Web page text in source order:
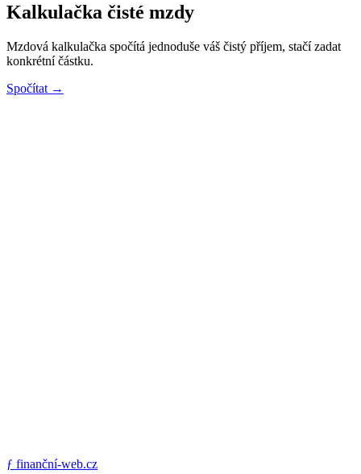
Kalkulačka čisté mzdy
Mzdová kalkulačka spočítá jednoduše váš čistý příjem, stačí zadat
konkrétní částku.
Spočítat →
ƒ finanční-web.cz